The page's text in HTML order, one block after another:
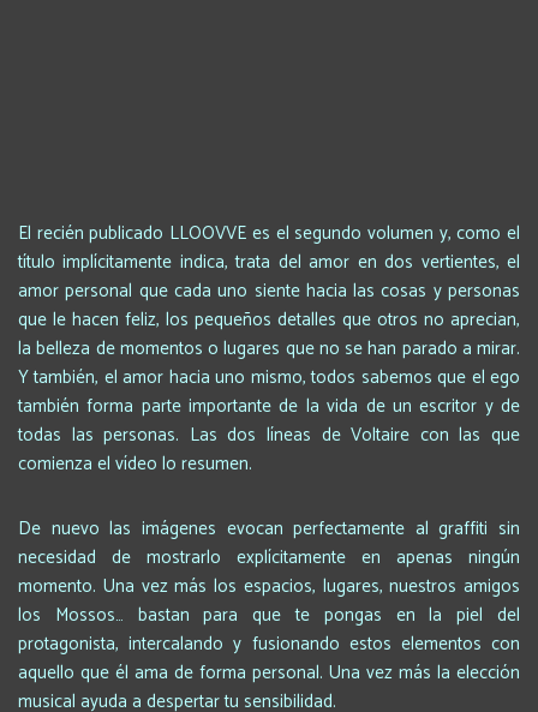
El recién publicado LLOOVVE es el segundo volumen y, como el
título implícitamente indica, trata del amor en dos vertientes, el
amor personal que cada uno siente hacia las cosas y personas
que le hacen feliz, los pequeños detalles que otros no aprecian,
la belleza de momentos o lugares que no se han parado a mirar.
Y también, el amor hacia uno mismo, todos sabemos que el ego
también forma parte importante de la vida de un escritor y de
todas las personas. Las dos líneas de Voltaire con las que
comienza el vídeo lo resumen.
De nuevo las imágenes evocan perfectamente al graffiti sin
necesidad de mostrarlo explícitamente en apenas ningún
momento. Una vez más los espacios, lugares, nuestros amigos
los Mossos… bastan para que te pongas en la piel del
protagonista, intercalando y fusionando estos elementos con
aquello que él ama de forma personal. Una vez más la elección
musical ayuda a despertar tu sensibilidad.